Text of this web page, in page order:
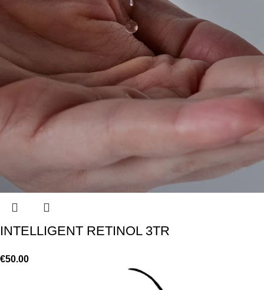
INTELLIGENT RETINOL 3TR
€50.00